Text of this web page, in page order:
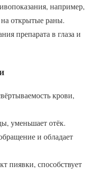
например,
на открытые раны.
препарата в глаза и
крови,
уменьшает отёк.
и обладает
пиявки, способствует